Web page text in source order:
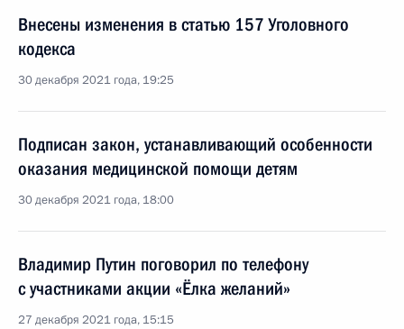
Внесены изменения в статью 157 Уголовного
кодекса
30 декабря 2021 года, 19:25
Подписан закон, устанавливающий особенности
оказания медицинской помощи детям
30 декабря 2021 года, 18:00
Владимир Путин поговорил по телефону
с участниками акции «Ёлка желаний»
27 декабря 2021 года, 15:15